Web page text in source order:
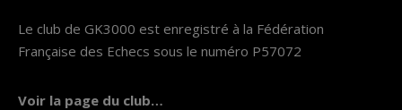
Le club de GK3000 est enregistré à la Fédération
Française des Echecs sous le numéro P57072
Voir la page du club…